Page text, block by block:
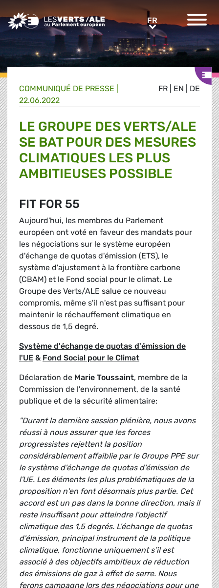
Greens/EFA Home FR
FR EN DE
COMMUNIQUÉ DE PRESSE
22.06.2022
LE GROUPE DES VERTS/ALE
SE BAT POUR DES MESURES
CLIMATIQUES LES PLUS
AMBITIEUSES POSSIBLE
FIT FOR 55
Aujourd'hui, les membres du Parlement
européen ont voté en faveur des mandats pour
les négociations sur le système européen
d'échange de quotas d'émission (ETS), le
système d'ajustement à la frontière carbone
(CBAM) et le Fond social pour le climat. Le
Groupe des Verts/ALE salue ce nouveau
compromis, même s'il n'est pas suffisant pour
maintenir le réchauffement climatique en
dessous de 1,5 degré.
Système d'échange de quotas d'émission de
l'UE & Fond Social pour le Climat
Déclaration de Marie Toussaint, membre de la
Commission de l'environnement, de la santé
publique et de la sécurité alimentaire:
"Durant la dernière session plénière, nous avons
réussi à nous assurer que les forces
progressistes rejettent la position
considérablement affaiblie par le Groupe PPE sur
le système d'échange de quotas d'émission de
l'UE. Les éléments les plus problématiques de la
proposition n'en font désormais plus partie. Cet
accord est un pas dans la bonne direction, mais il
reste insuffisant pour atteindre l'objectif
climatique des 1,5 degrés. L'échange de quotas
d'émission, principal instrument de la politique
climatique, fonctionne uniquement s’il est
associé à des objectifs ambitieux de réduction
des émissions de gaz à effet de serre. Nous
ferons campagne lors des négociations pour une